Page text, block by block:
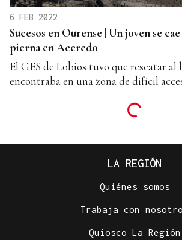
6 FEB 2022
Sucesos en Ourense | Un joven se
pierna en Aceredo
El GES de Lobios tuvo que rescatar al
encontraba en una zona de difícil
LA REGIÓN
Quiénes somos
Trabaja con
Quiosco La Región